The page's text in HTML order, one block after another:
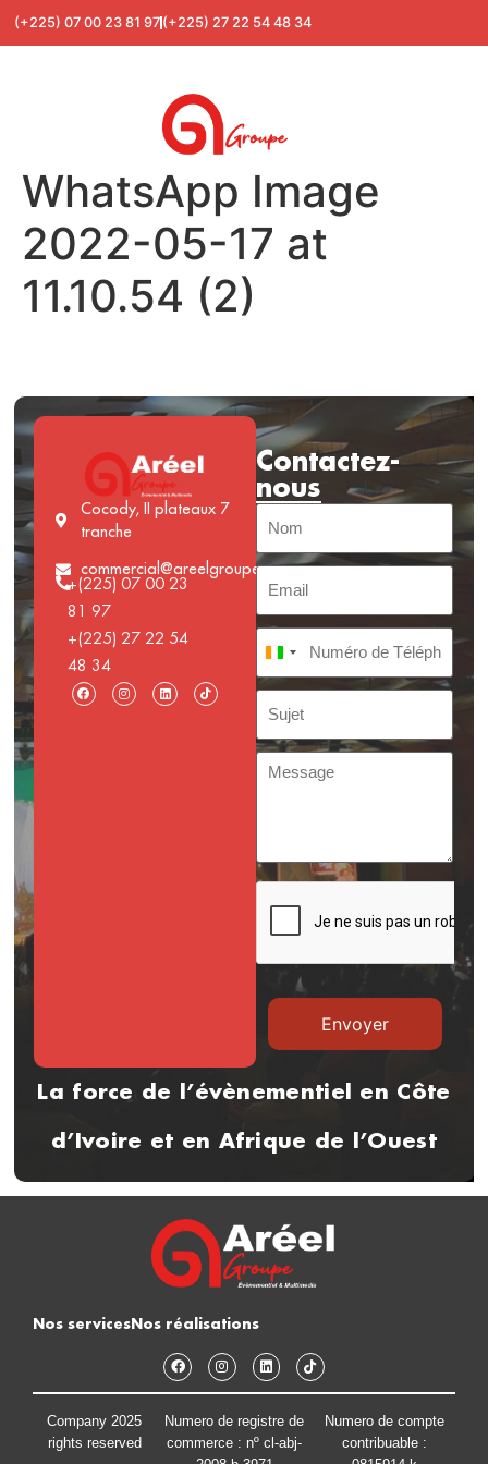
(+225) 07 00 23 81 97 (+225) 27 22 54 48 34
WhatsApp Image
2022-05-17 at
11.10.54 (2)
Cocody, II plateaux 7
tranche
commercial@areelgroupe.com
+(225) 07 00 23
81 97
+(225) 27 22 54
48 34
Contactez-
nous
Côte d’Ivoire +225
La force de l’évènementiel en Côte
d’Ivoire et en Afrique de l’Ouest
Nos services Nos réalisations
Company 2025
rights reserved
Numero de registre de
commerce : nº cl-abj-
Numero de compte
contribuable :